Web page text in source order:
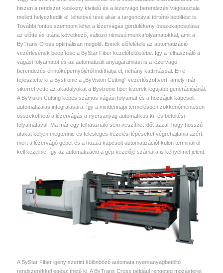
hiszen a rendszer keskeny kivitelű és a lézervágó berendezés vágóasztala
mellett helyezkedik el, lehetővé téve akár a targoncával történő betöltést is.
További fontos szempont lehet a lézervágás gördülékeny összekapcsolása
az előtte és utána következő, változó ritmusú munkafolyamatokkal, amit a
ByTrans Cross optimálisan megold. Ennek előfelétele az automatizáció
vezérlésének beépítése a ByStar Fiber kezelőfelületébe. Így a felhasználó a
vágási folyamatot és az automatizált anyagáramlást is a lézervágó
berendezés érintőképernyőjéről indíthatja el, néhány kattintással. Erre
fejlesztette ki a Bystronic a „ByVision Cutting“ vezérlőszoftvert, amely már
sikerrel vette az akadályokat a Bystronic fiber lézerek legújabb generációjánál.
A ByVision Cutting képes számos vágási folyamat és a hozzájuk kapcsolt
automatizálás integrálására. Így a mindennapi termelésben zökkenőmentesen
összeköthető a lézervágás a nyersanyag automatikus ki- és betöltési
folyamatával. Ma már egy felhasználó sem veszíthet időt azzal, hogy hosszú
utakat kelljen megtennie és felesleges kezelési lépéseket végrehajtania azért,
mert a lézervágó gépet és a hozzá kapcsolt automatizációt külön terminálról
kell kezelnie. Így az automatizáció a gép kezelője számára is kényelmet jelent.
A ByStar Fiber igény szerint különböző automata nyersanyagbetöltő
rendszerekkel egészíthető ki. A ByTrans Cross például rengeteg mozásteret